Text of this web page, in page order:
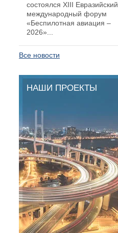
состоялся XIII Евразийский
международный форум
«Беспилотная авиация –
2026»...
Все новости
НАШИ ПРОЕКТЫ